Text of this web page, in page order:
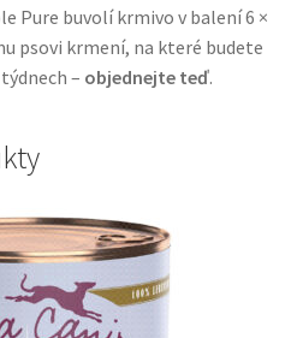
Pure buvolí krmivo v balení 6 ×
psovi krmení, na které budete
– objednejte teď.